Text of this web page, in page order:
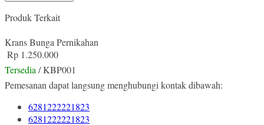
Produk Terkait
Krans Bunga Pernikahan
Rp 1.250.000
Tersedia/ KBP001
Pemesanan dapat langsung menghubungi kontak dibawah:
6281222221823
6281222221823